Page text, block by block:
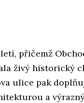
přičemž
živý historický
ulice pak
a